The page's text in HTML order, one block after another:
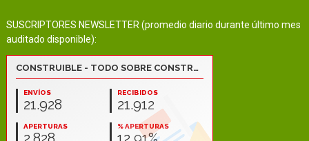
SUSCRIPTORES NEWSLETTER (promedio diario durante último mes
auditado disponible):